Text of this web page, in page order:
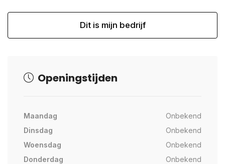
Dit is mijn bedrijf
Openingstijden
Maandag
Onbekend
Dinsdag
Onbekend
Woensdag
Onbekend
Donderdag
Onbekend